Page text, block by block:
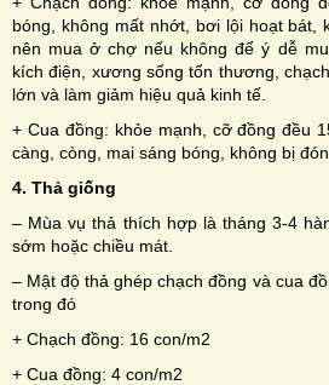
bóng, không mất nhớt, bơi lội hoạt bát,
nên mua ở chợ nếu không để ý dễ
kích điện, xương sống tổn thương,
lớn và làm giảm hiệu quả kinh tế.
+ Cua đồng: khỏe mạnh, cỡ đồng đều
càng, còng, mai sáng bóng, không bị
4. Thả giống
– Mùa vụ thả thích hợp là tháng 3-4
sớm hoặc chiều mát.
– Mật độ thả ghép chạch đồng và cua
trong đó
+ Chạch đồng: 16 con/m2
+ Cua đồng: 4 con/m2